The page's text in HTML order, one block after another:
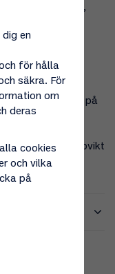
mobil, läsplatta,
med sig på
hängas på
x 27 x 2,5 cm hopvikt
en
för hålla
säkra. För
om
deras
cookies
och vilka
på